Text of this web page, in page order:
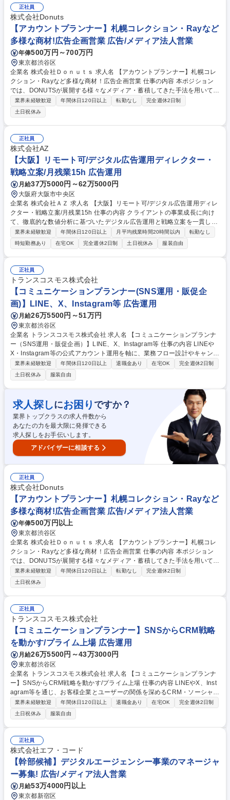
ン戦略の設計新サービス・プロダクトのローンチ、PRイベントの企画・
運営プレスリリースの執筆、メディアリストの構築、記者とのリレーショ
ン構築【現場実務の牽引】SNS公式アカウント運用・インフルエンサーお
よびコンテンツ制作のディレクション危機管理広報（リスクマネジメン
ト）体制の構築と有事対応社内広報による組織文化の醸成 募集職種 【広
報・PR/トッププランナー候補】ブライダル・ホテル事業
正社員
株式会社Donuts
【アカウントプランナー】札幌コレクション・Rayなど
多様な商材!広告企画営業 広告/メディア法人営業
年俸500万円～700万円
東京都渋谷区
企業名 株式会社Ｄｏｎｕｔｓ 求人名 【アカウントプランナー】札幌コレ
クション・Rayなど多様な商材！広告企画営業 仕事の内容 本ポジション
では、DONUTSが展開する様々なメディア・蓄積してきた手法を用いて、
顧客に提供する体験価値を創り出し、ビジネスに貢献できるビジネス―パ
ートナーとなることが求められます。 ミッションは、新規クライアントの
開拓、企画、調達、履行までを一気通貫で行うことです。 「この企業とタ
イアップ企画をやったらこの企業に刺さるのでは？」「今までとは違う業
界の企業へアプローチできるのでは？」など これまでの知識・経験を活か
し、自社メディアだからこそできる柔軟な発想で最大の顧客価値を生み出
してください。メニューもプランも無数です。あなたのアイデアがそのま
ま売り上げに直結します！ 募集職種 【アカウントプランナー】札幌コレ
クション・Rayなど多様な商材！広告企画営業
業界未経験歓迎 年間休日120日以上 転勤なし
完全週休2日制
土日祝休み
正社員
株式会社AZ
【大阪】リモート可/デジタル広告運用ディレクター・
戦略立案/月残業15h 広告運用
月給37万5000円～62万5000円
大阪府大阪市中央区
企業名 株式会社ＡＺ 求人名 【大阪】リモート可/デジタル広告運用ディレ
クター・戦略立案/月残業15h 仕事の内容 クライアントの事業成長に向け
て、徹底的な数値分析に基づいたデジタル広告運用と戦略立案を一貫して
担当いただきます。中長期的なパートナーとして成果と顧客ロイヤリティ
の最大化を追求するお仕事です。 ・受注後のキックオフミーティングへの
参加、顧客ヒアリング ・デジタル広告のパフォーマンス分析、効果検証、
KPIモニタリング ・分析結果に基づいたクライアントへの改善施策の企
画・提案・実行 ・データに基づくなマーケティング戦略立案（デジタル領
域中心） ・コンバージョン（バナーデザイン、ランディングページ、入力
フォーム）領域のディレクション ・クライアントの事業成長に必要な施策
の提案 募集職種 【大阪】リモート可/デジタル広告運用ディレクター・戦
略立案/月残業15h
業界未経験歓迎 年間休日120日以上 月平均残業時間20時間以内
転勤なし
時短勤務あり
在宅OK 完全週休2日制 土日祝休み 服装自由
正社員
トランスコスモス株式会社
【コミュニケーションプランナー(SNS運用・販促企
画)】LINE、X、Instagram等 広告運用
月給26万5500円～51万円
東京都渋谷区
企業名 トランスコスモス株式会社 求人名 【コミュニケーションプランナ
ー（SNS運用・販促企画）】LINE、X、Instagram等 仕事の内容 LINEや
X・Instagram等の公式アカウント運用を軸に、業務フロー設計やキャンペ
ーンの企画・提案、データ分析までお任せします。企業のマーケティング
の要であるCRMの推進を支援する仕事です。 【業務内容】■業務設計（業
務フロー、スケジュール、メンバー調整、投稿内容、キャンペーンの企
画、デザインディレクション） ■運用（専用の運用ツールを使用したお客
様のアカウント運用や一般ユーザからの問合せに対応、一般ユーザへのア
クション等） ■レポート作成および改善提案 ■広告やキャンペーンの企
画・提案 ★https://www.trans-cosmos.co.jp/di/jobtype/communicationpla
nner/ 募集職種 【コミュニケーションプランナー（SNS運用・販促企
画）】LINE、X、Instagram等
業界未経験歓迎 年間休日120日以上 退職金あり 在宅OK
完全週休2日制
土日祝休み
服装自由
求人探しにお困り ですか？
業界トップクラスの求人件数から
あなたの力を最大限に発揮できる
求人探しをお手伝いします。
アドバイザーに相談する
正社員
株式会社Donuts
【アカウントプランナー】札幌コレクション・Rayなど
多様な商材!広告企画営業 広告/メディア法人営業
年俸500万円以上
東京都渋谷区
企業名 株式会社Ｄｏｎｕｔｓ 求人名 【アカウントプランナー】札幌コレ
クション・Rayなど多様な商材！広告企画営業 仕事の内容 本ポジション
では、DONUTSが展開する様々なメディア・蓄積してきた手法を用いて、
顧客に提供する体験価値を創り出し、ビジネスに貢献できるビジネス―パ
ートナーとなることが求められます。 ミッションは、新規クライアントの
開拓、企画、調達、履行までを一気通貫で行うことです。 「この企業とタ
イアップ企画をやったらこの企業に刺さるのでは？」「今までとは違う業
界の企業へアプローチできるのでは？」など これまでの知識・経験を活か
し、自社メディアだからこそできる柔軟な発想で最大の顧客価値を生み出
してください。メニューもプランも無数です。あなたのアイデアがそのま
ま売り上げに直結します！ 募集職種 【アカウントプランナー】札幌コレ
クション・Rayなど多様な商材！広告企画営業
業界未経験歓迎 年間休日120日以上 転勤なし
完全週休2日制
土日祝休み
正社員
トランスコスモス株式会社
【コミュニケーションプランナー】SNSからCRM戦略
を動かす/プライム上場 広告運用
月給26万5500円～43万3000円
東京都渋谷区
企業名 トランスコスモス株式会社 求人名 【コミュニケーションプランナ
ー】SNSからCRM戦略を動かす/プライム上場 仕事の内容 LINEやX、Inst
agram等を通じ、お客様企業とユーザーの関係を深めるCRM・ソーシャル
メディア運用を支援します。業務フロー設計からキャンペーン企画、デー
タ分析に基づく改善提案をお任せします。 主要SNSのアカウント運用設
計、ガイドライン策定、一般ユーザーへのアクティブコミュニケーション
を統括。週次・月次のデータ解析レポートから課題を抽出し、次なる活性
化への広告・プロモーション施策を提案します。社内のWeb制作やEC、
コンタクトセンター等の専門部門と連携し、SNSの枠を超えたお客様企業
のマーケティング最適化を構築。最新AI技術の活用も含め、裁量を持って
仕組み作りに携われます。 募集職種 【コミュニケーションプランナー】S
NSからCRM戦略を動かす/プライム上場
業界未経験歓迎 年間休日120日以上 退職金あり 在宅OK
完全週休2日制
土日祝休み
服装自由
正社員
株式会社エフ・コード
【幹部候補】デジタルエージェンシー事業のマネージャ
ー募集! 広告/メディア法人営業
月給53万4000円以上
東京都新宿区